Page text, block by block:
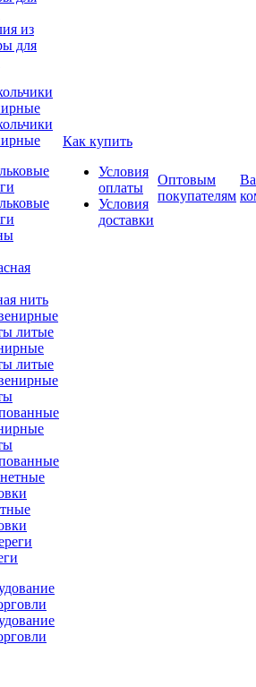
из
для
нить
литые
Как купить
Условия
оплаты
Условия
доставки
Оптовым
покупателям